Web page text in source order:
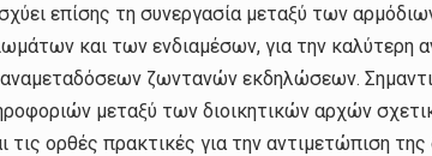
επίσης τη συνεργασία μεταξύ των
και των ενδιαμέσων, για την καλύτερη
ζωντανών εκδηλώσεων.
μεταξύ των διοικητικών αρχών
τις ορθές πρακτικές για την αντιμετώπιση